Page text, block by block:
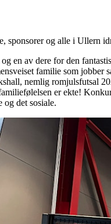
sponsorer og alle i Ullern
en av dere for den
familie som
nemlig romjulsfutsal
er ekte!
det sosiale.